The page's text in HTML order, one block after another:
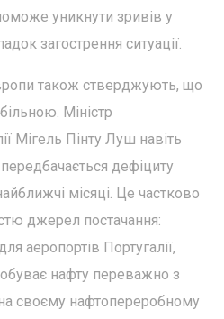
уникнути зривів у
загострення ситуації.
також стверджують, що
Міністр
Мігель Пінту Луш навіть
дефіциту
місяці. Це частково
джерел постачання:
аеропортів Португалії,
нафту переважно з
на своєму нафтопереробному